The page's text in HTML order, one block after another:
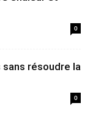
0
résoudre la
0